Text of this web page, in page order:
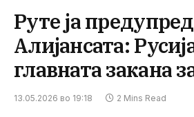
Руте ја
Алијансата:
главната закана
13.05.2026 во 19:18 2 Mins Read